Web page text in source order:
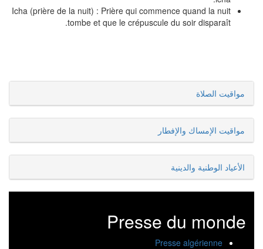
Icha (prière de la nuit) : Prière qui commence quand la nuit
tombe et que le crépuscule du soir disparaît.
مواقيت الصلاة
مواقيت الإمساك والإفطار
الأعياد الوطنية والدينية
Presse du monde
Presse algérienne